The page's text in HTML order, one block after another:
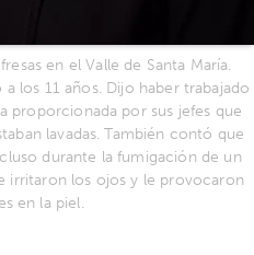
en el Valle de Santa María.
los 11 años. Dijo haber trabajado
proporcionada por sus jefes que
lavadas. También contó que
durante la fumigación de un
irritaron los ojos y le provocaron
en la piel.